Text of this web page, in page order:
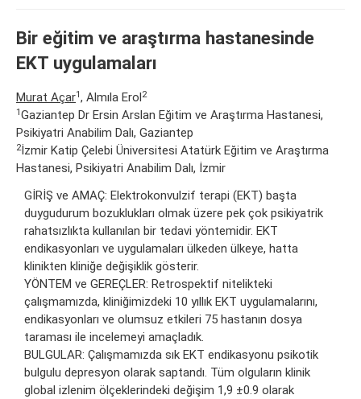
Bir eğitim ve araştırma hastanesinde
EKT uygulamaları
Murat Açar1, Almıla Erol2
1Gaziantep Dr Ersin Arslan Eğitim ve Araştırma Hastanesi,
Psikiyatri Anabilim Dalı, Gaziantep
2İzmir Katip Çelebi Üniversitesi Atatürk Eğitim ve Araştırma
Hastanesi, Psikiyatri Anabilim Dalı, İzmir
GİRİŞ ve AMAÇ: Elektrokonvulzif terapi (EKT) başta
duygudurum bozuklukları olmak üzere pek çok psikiyatrik
rahatsızlıkta kullanılan bir tedavi yöntemidir. EKT
endikasyonları ve uygulamaları ülkeden ülkeye, hatta
klinikten kliniğe değişiklik gösterir.
YÖNTEM ve GEREÇLER: Retrospektif nitelikteki
çalışmamızda, kliniğimizdeki 10 yıllık EKT uygulamalarını,
endikasyonları ve olumsuz etkileri 75 hastanın dosya
taraması ile incelemeyi amaçladık.
BULGULAR: Çalışmamızda sık EKT endikasyonu psikotik
bulgulu depresyon olarak saptandı. Tüm olguların klinik
global izlenim ölçeklerindeki değişim 1,9 ±0.9 olarak